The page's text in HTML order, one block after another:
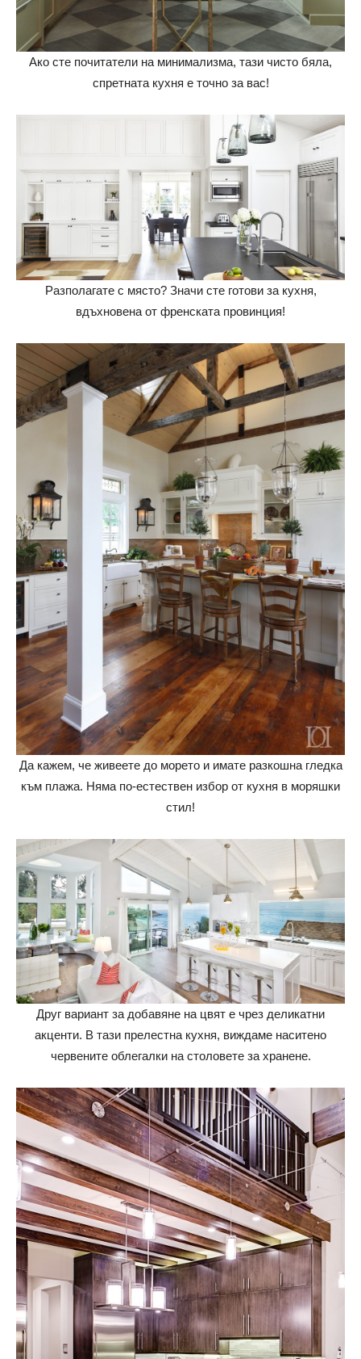
Ако сте почитатели на минимализма, тази чисто бяла,
спретната кухня е точно за вас!
Разполагате с място? Значи сте готови за кухня,
вдъхновена от френската провинция!
Да кажем, че живеете до морето и имате разкошна гледка
към плажа. Няма по-естествен избор от кухня в моряшки
стил!
Друг вариант за добавяне на цвят е чрез деликатни
акценти. В тази прелестна кухня, виждаме наситено
червените облегалки на столовете за хранене.